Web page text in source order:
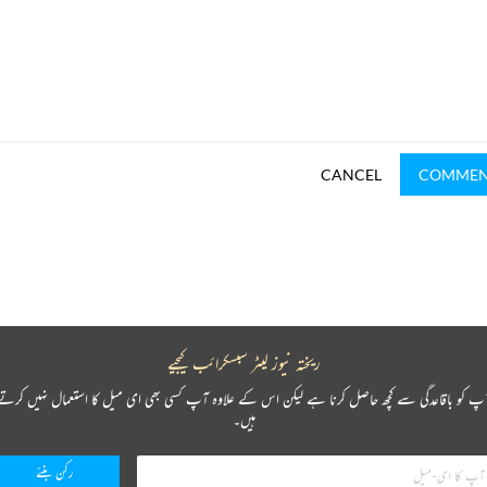
CANCEL
ریختہ نیوز لیٹر سبسکرائب کیجیے
کو باقاعدگی سے کچھ حاصل کرنا ہے لیکن اس کے علاوہ آپ کسی بھی ای میل کا استعمال نہیں
ہیں۔